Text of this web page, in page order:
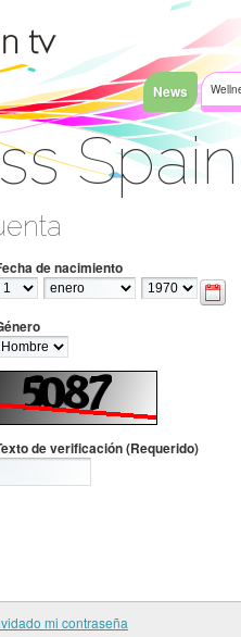
News
de nacimiento
de verificación(Requerido)
mi contraseña